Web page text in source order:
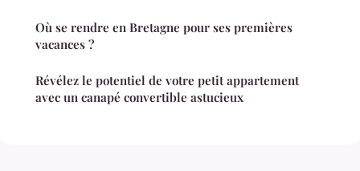
Où se rendre en Bretagne pour ses premières
vacances ?
Révélez le potentiel de votre petit appartement
avec un canapé convertible astucieux